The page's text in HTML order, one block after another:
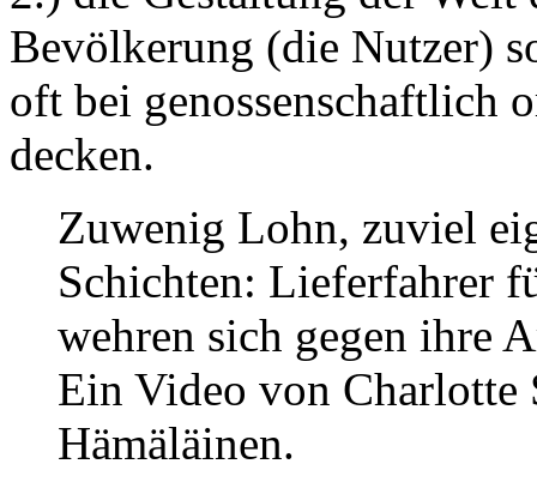
Bevölkerung (die Nutzer)
oft bei genossenschaftlich
decken.
Zuwenig Lohn, zuviel
Schichten: Lieferfahrer
wehren sich gegen ihre
Ein Video von Charlotte
Hämäläinen.